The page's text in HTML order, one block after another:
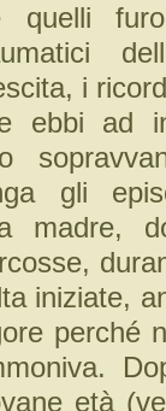
quelli
i
ebbi ad
gli
madre,
iniziate,
perché
età